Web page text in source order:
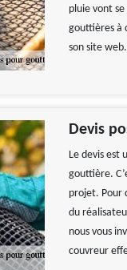
pluie vont
gouttières à
son site web.
Devis
Le devis est
gouttière.
projet. Pour
du
nous vous
couvreur